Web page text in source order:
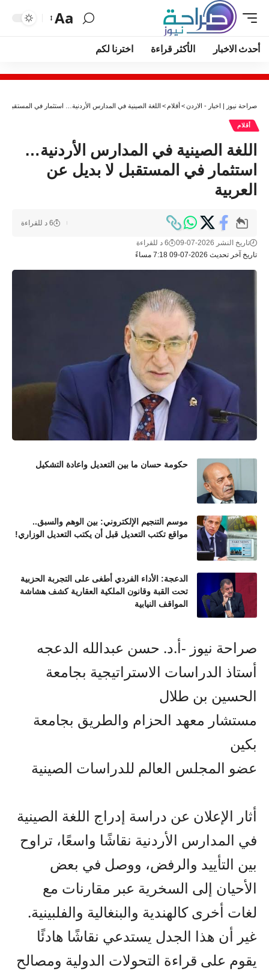
Aa
أحدث الاخبار الأكثر قراءة اخترنا لكم
صراحة نيوز | اخبار - الاردن>أقلام > اللغة الصينية في المدارس الأردنية… استثمار في المستقبل
أقلام
اللغة الصينية في المدارس الأردنية…
استثمار في المستقبل لا بديل عن
العربية
تاريخ آخر تحديث 2026-07-09 7:18 مساءً
تاريخ النشر 2026-07-09 6 د للقراءة
6 د للقراءة
حكومة حسان ما بين التعديل واعادة التشكيل
موسم التنجيم الإلكتروني: بين الوهم والسبق..
مواقع تكتب التعديل قبل أن يكتب التعديل الوزاري!
الدعجة: الأداء الفردي أطغى على التجربة الحزبية
تحت القبة وقانون الملكية العقارية كشف هشاشة
المواقف النيابية
صراحة نيوز -أ.د. حسن عبدالله الدعجه
أستاذ الدراسات الاستراتيجية بجامعة
الحسين بن طلال
مستشار معهد الحزام والطريق بجامعة
بكين
عضو المجلس العالم للدراسات الصينية
أثار الإعلان عن دراسة إدراج اللغة الصينية
في المدارس الأردنية نقاشًا واسعًا، تراوح
بين التأييد والرفض، ووصل في بعض
الأحيان إلى السخرية عبر مقارنات مع
لغات أخرى كالهندية والبنغالية والفلبينية.
غير أن هذا الجدل يستدعي نقاشًا هادئًا
يقوم على قراءة التحولات الدولية ومصالح